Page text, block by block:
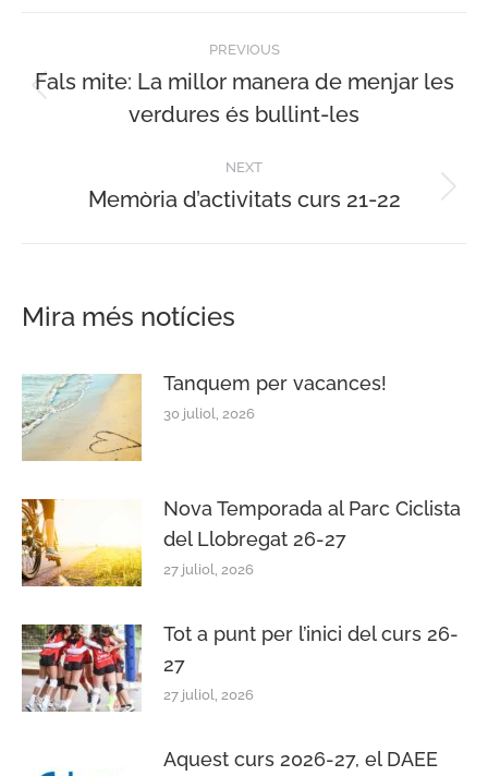
navigation
PREVIOUS
post:
Fals mite: La millor manera de menjar les
verdures és bullint-les
NEXT
Next
Memòria d’activitats curs 21-22
Mira més notícies
Tanquem per vacances!
30 juliol, 2026
Nova Temporada al Parc Ciclista
del Llobregat 26-27
27 juliol, 2026
Tot a punt per l’inici del curs 26-
27
27 juliol, 2026
Aquest curs 2026-27, el DAEE